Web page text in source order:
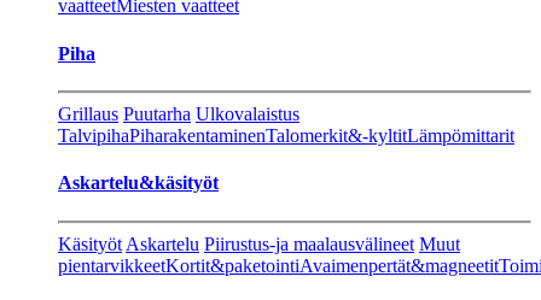
vaatteetMiesten vaatteet
Piha
Grillaus Puutarha Ulkovalaistus
TalvipihaPiharakentaminenTalomerkit&-kyltitLämpömittarit
Askartelu&käsityöt
Käsityöt Askartelu Piirustus-ja maalausvälineet Muut
pientarvikkeetKortit&paketointiAvaimenpertät&magneetit